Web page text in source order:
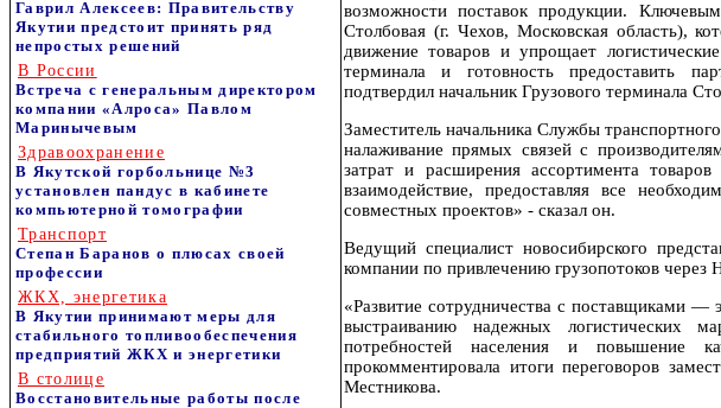
Гаврил Алексеев: Правительству
Якутии предстоит принять ряд
непростых решений
В России
Встреча с генеральным директором
компании «Алроса» Павлом
Маринычевым
Здравоохранение
В Якутской горбольнице №3
установлен пандус в кабинете
компьютерной томографии
Транспорт
Степан Баранов о плюсах своей
профессии
ЖКХ, энергетика
В Якутии принимают меры для
стабильного топливообеспечения
предприятий ЖКХ и энергетики
В столице
Восстановительные работы после
возможности поставок продукции.
Столбовая (г. Чехов, Московская область),
движение товаров и упрощает
терминала и готовность предоставить
подтвердил начальник Грузового терминала
Заместитель начальника Службы
налаживание прямых связей с
затрат и расширения ассортимента
взаимодействие, предоставляя все
совместных проектов» - сказал он.
Ведущий специалист новосибирского
компании по привлечению грузопотоков через
«Развитие сотрудничества с поставщиками
выстраиванию надежных логистических
потребностей населения и повышение
прокомментировала итоги переговоров
Местникова.